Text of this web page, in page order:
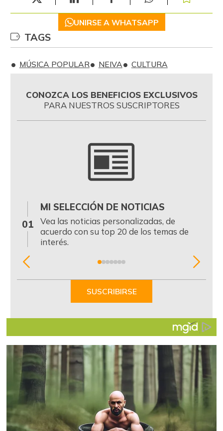
UNIRSE A WHATSAPP
TAGS
MÚSICA POPULAR NEIVA CULTURA
CONOZCA LOS BENEFICIOS EXCLUSIVOS
PARA NUESTROS SUSCRIPTORES
01
MI SELECCIÓN DE NOTICIAS
Vea las noticias personalizadas, de
acuerdo con su top 20 de los temas de
interés.
Item
SUSCRIBIRSE